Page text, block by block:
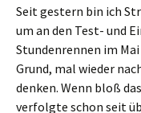
Seit gestern bin ich
um an den Test- und
Stundenrennen im
Grund, mal wieder
denken. Wenn bloß
verfolgte schon seit